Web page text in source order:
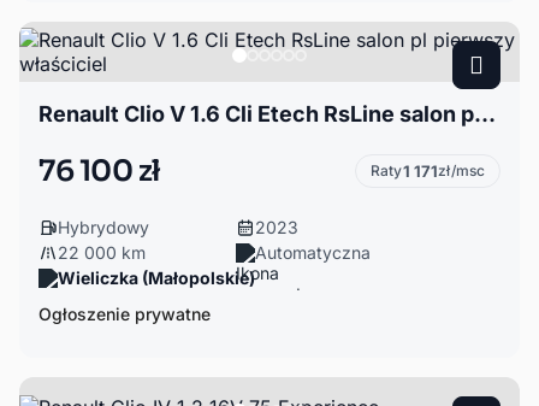
Renault Clio V 1.6 Cli Etech RsLine salon pl pierwszy właściciel
76 100 zł Raty1 171zł/msc
Hybrydowy
2023
22 000 km
Automatyczna
Wieliczka (Małopolskie)
Ogłoszenie prywatne